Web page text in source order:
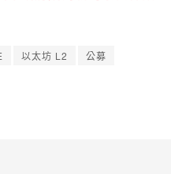
以太坊 L2
公募